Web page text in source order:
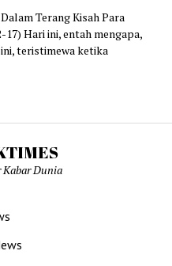
Terang Kisah Para
17) Hari ini, entah mengapa,
teristimewa ketika
Dunia